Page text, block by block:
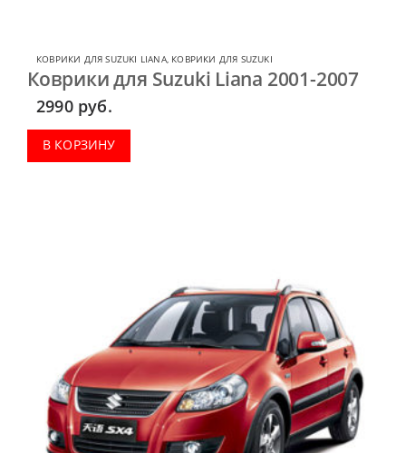
КОВРИКИ ДЛЯ SUZUKI LIANA, КОВРИКИ ДЛЯ SUZUKI
Коврики для Suzuki Liana 2001-2007
2990 руб.
В КОРЗИНУ